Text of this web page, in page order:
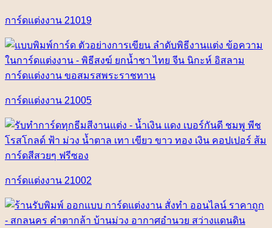
การ์ดแต่งงาน 21019
การ์ดแต่งงาน 21005
การ์ดแต่งงาน 21002